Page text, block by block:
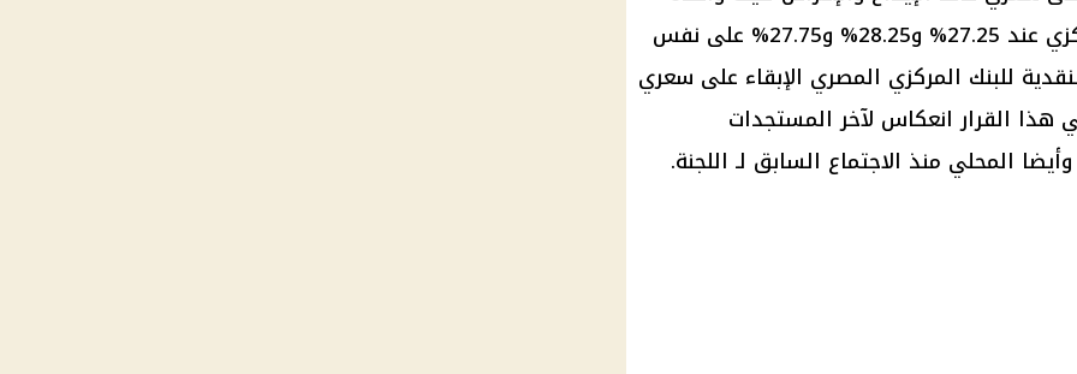
وسعر العملية الرئيسية للبنك المركزي عند 27.25% و28.25% و27.75% على نفس
للبنك المركزي المصري الإبقاء على سعري
القرارانعكاس لآخر المستجدات
المحلي منذ الاجتماع السابق لـ اللجنة.